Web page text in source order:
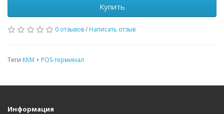
Купить
0 отзывов/ Написать отзыв
Теги ККМ + POS-терминал
Информация